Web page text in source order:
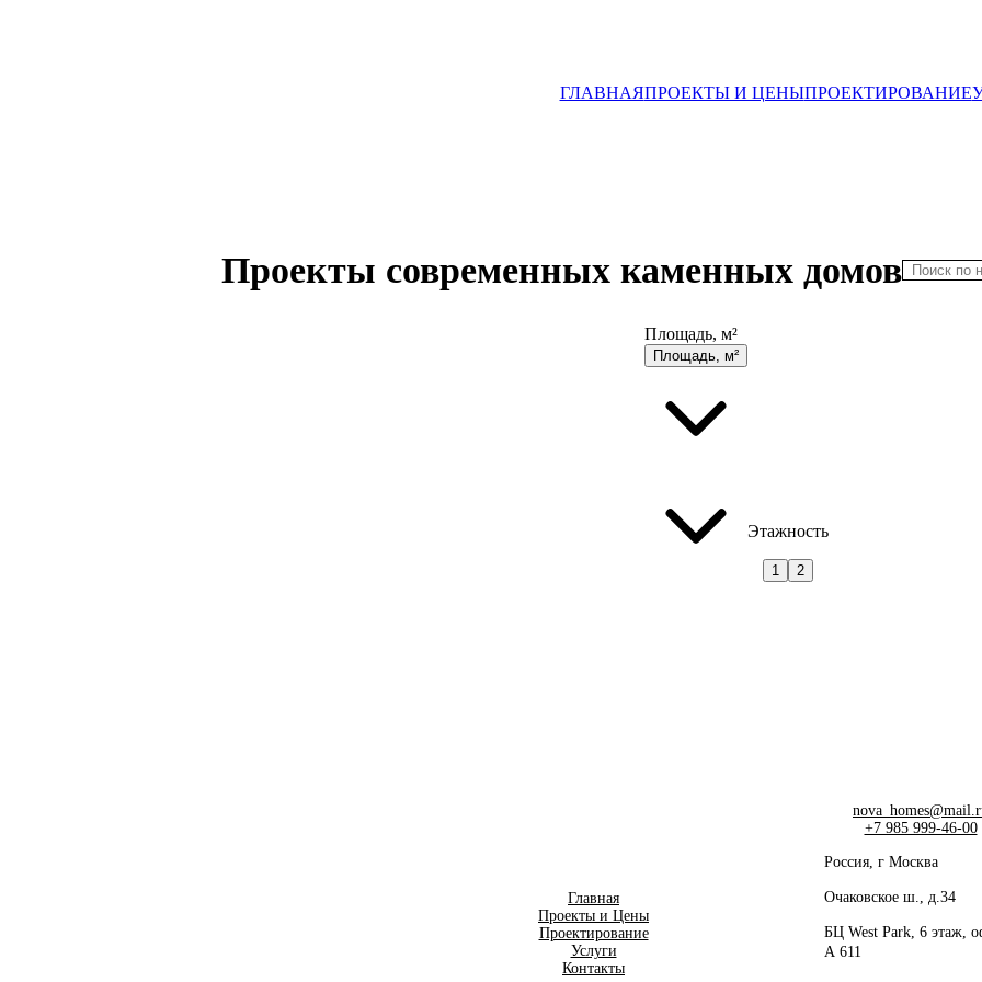
ГЛАВНАЯПРОЕКТЫ И ЦЕНЫПРОЕКТИРОВАНИЕ
Проекты современных каменных домов
Площадь, м²
Площадь, м²
Этажность
1 2
Главная
Проекты и Цены
Проектирование
Услуги
Контакты
+7 985 999-46-00
Россия, г Москва
Очаковское ш., д.34
БЦ West Park, 6 этаж,
А 611